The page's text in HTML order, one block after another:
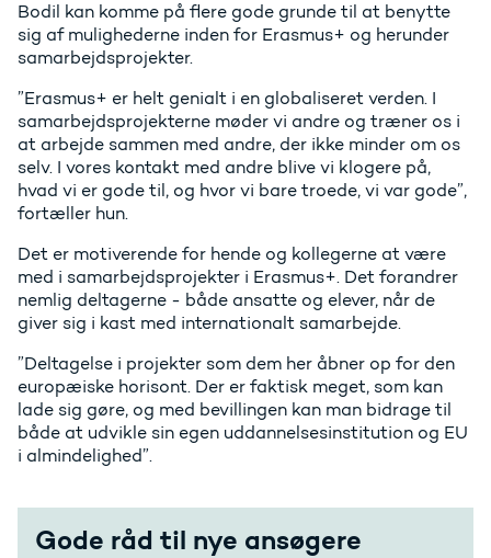
Bodil kan komme på flere gode grunde til at benytte
sig af mulighederne inden for Erasmus+ og herunder
samarbejdsprojekter.
”Erasmus+ er helt genialt i en globaliseret verden. I
samarbejdsprojekterne møder vi andre og træner os i
at arbejde sammen med andre, der ikke minder om os
selv. I vores kontakt med andre blive vi klogere på,
hvad vi er gode til, og hvor vi bare troede, vi var gode”,
fortæller hun.
Det er motiverende for hende og kollegerne at være
med i samarbejdsprojekter i Erasmus+. Det forandrer
nemlig deltagerne - både ansatte og elever, når de
giver sig i kast med internationalt samarbejde.
”Deltagelse i projekter som dem her åbner op for den
europæiske horisont. Der er faktisk meget, som kan
lade sig gøre, og med bevillingen kan man bidrage til
både at udvikle sin egen uddannelsesinstitution og EU
i almindelighed”.
Gode råd til nye ansøgere